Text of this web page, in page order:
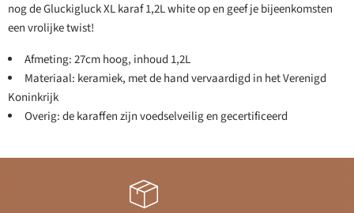
nog de Gluckigluck XL karaf 1,2L white op en geef je bijeenkomsten
een vrolijke twist!
Afmeting: 27cm hoog, inhoud 1,2L
Materiaal: keramiek, met de hand vervaardigd in het Verenigd
Koninkrijk
Overig: de karaffen zijn voedselveilig en gecertificeerd